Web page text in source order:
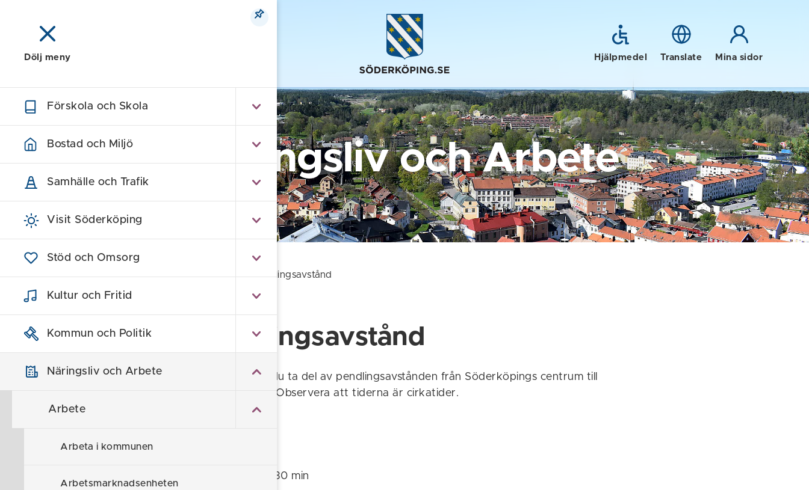
Meny Hjälpmedel Translate Mina sidor
Dölj meny
Förskola och Skola
Bostad och Miljö
Samhälle och Trafik
Visit Söderköping
Stöd och Omsorg
Kultur och Fritid
Kommun och Politik
Näringsliv och Arbete
Arbete
Arbeta i kommunen
Arbetsmarknadsenheten
Näringsliv och Arbete
Hem / Näringsliv och Arbete / Arbete / Pendlingsavstånd
Pendlingsavstånd
Nedanför kan du ta del av pendlingsavstånden från Söderköpings centrum till
respektive ort. Observera att tiderna är cirkatider.
Kollektivtrafik: 30 min